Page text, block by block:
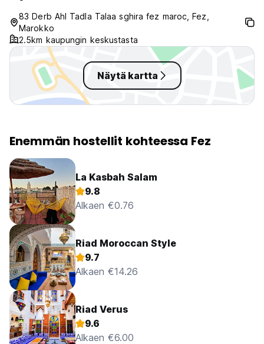
83 Derb Ahl Tadla Talaa sghira fez maroc, Fez,
Marokko
2.5km kaupungin keskustasta
Näytä kartta
Enemmän hostellit kohteessa Fez
La Kasbah Salam
9.8
Alkaen €0.76
Riad Moroccan Style
9.7
Alkaen €14.26
Riad Verus
9.6
Alkaen €6.00